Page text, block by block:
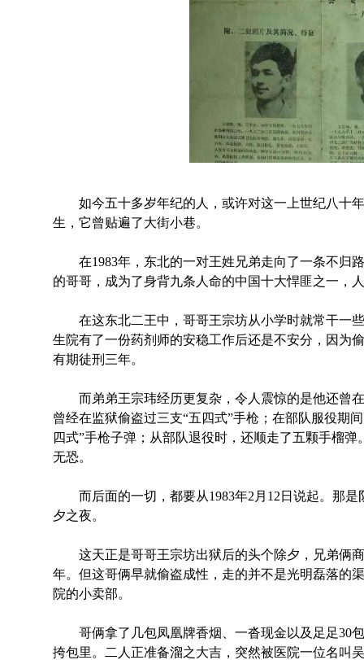
如今五十多岁年纪的人，或许对这一上世纪八十年
生，它曾贴遍了大街小巷。
在1983年，东北的一对王姓兄弟走向了一条不归
的哥哥，成为了身背九条人命的中国十大悍匪之一，
在这东北二王中，哥哥王宗坊从小学时就常干一些
生院有了一份药剂师的安稳工作后还是不安分，因为
有期徒刑三年。
而弟弟王宗玮经历更复杂，令人震惊的是他还曾在
曾经在监狱偷盗过三支“五四式”手枪；在部队服役期
四式”手枪子弹；从部队退役时，还顺走了五颗手榴
无恐。
而后面的一切，都要从1983年2月12日说起。那是
夕之夜。
这天正是哥哥王宗坊出狱后的头个除夕，兄弟俩商
年。但这哥俩早就偷盗成性，走的并不是光明磊落的
院的小卖部。
哥俩拿了几包凤凰牌香烟、一沓现金以及足足30
挎包里。二人正准备溜之大吉，突然被医院一位名叫